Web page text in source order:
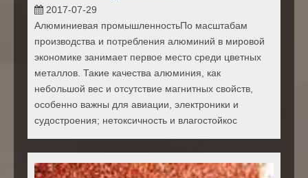
2017-07-29
Алюминиевая промышленностьПо масштабам
производства и потребления алюминий в мировой
экономике занимает первое место среди цветных
металлов. Такие качества алюминия, как
небольшой вес и отсутствие магнитных свойств,
особенно важны для авиации, электроники и
судостроения; нетоксичность и влагостойкос